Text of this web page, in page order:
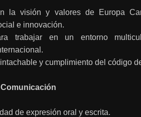
la visión y valores de Europa
e innovación.
trabajar en un entorno
y cumplimiento del código
de expresión oral y escrita.